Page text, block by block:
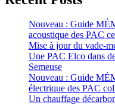
Nouveau : Guide
acoustique des PAC
Mise à jour du vade-
Une PAC Elco dans
Semeuse
Nouveau : Guide
électrique des PAC
Un chauffage